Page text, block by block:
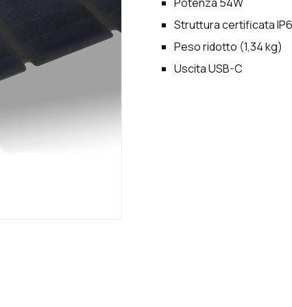
Struttura certificata
Peso ridotto (1,34 kg)
Uscita USB-C